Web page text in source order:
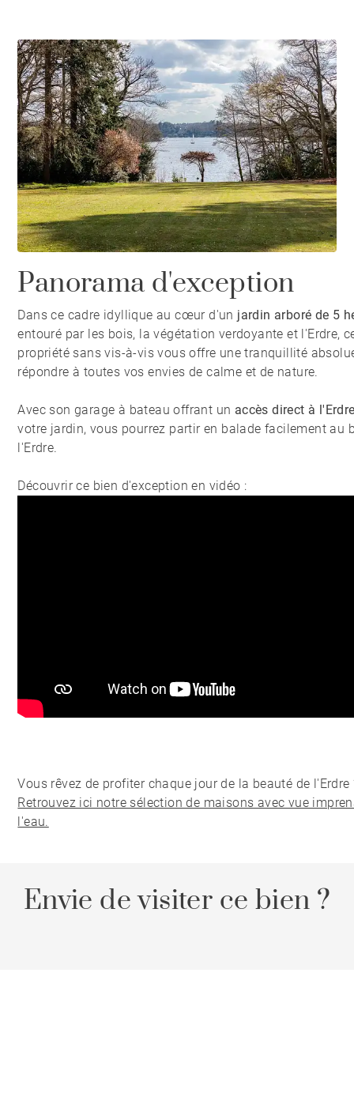
Panorama d'exception
Dans ce cadre idyllique au cœur d'un jardin arboré de 5
entouré par les bois, la végétation verdoyante et l'Erdre,
propriété sans vis-à-vis vous offre une tranquillité
répondre à toutes vos envies de calme et de nature.
Avec son garage à bateau offrant un accès direct à
votre jardin, vous pourrez partir en balade facilement au
l'Erdre.
Découvrir ce bien d'exception en vidéo :
Vous rêvez de profiter chaque jour de la beauté de l'Erdre
Retrouvez ici notre sélection de maisons avec vue
l'eau.
Envie de visiter ce bien ?